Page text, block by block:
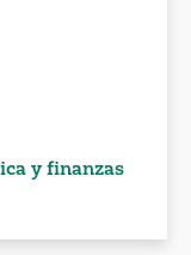
y finanzas